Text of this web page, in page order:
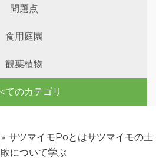
問題点
食用庭園
観葉植物
てのカテゴリ
» サツマイモPoとはサツマイモの土
について学ぶ